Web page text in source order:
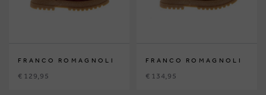
FRANCO ROMAGNOLI
€ 129,95
FRANCO ROMAGNOLI
€ 134,95